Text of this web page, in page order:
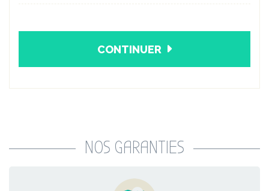
CONTINUER
NOS GARANTIES